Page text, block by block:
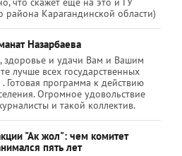
района Карагандинской области)
Назарбаева
здоровье и удачи Вам и Вашим
лучше всех государственных
Готовая программа к действию
Огромное удовольствие
и такой коллектив.
"Ак жол": чем комитет
пять лет